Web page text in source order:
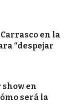
en la
“despejar
en
será la